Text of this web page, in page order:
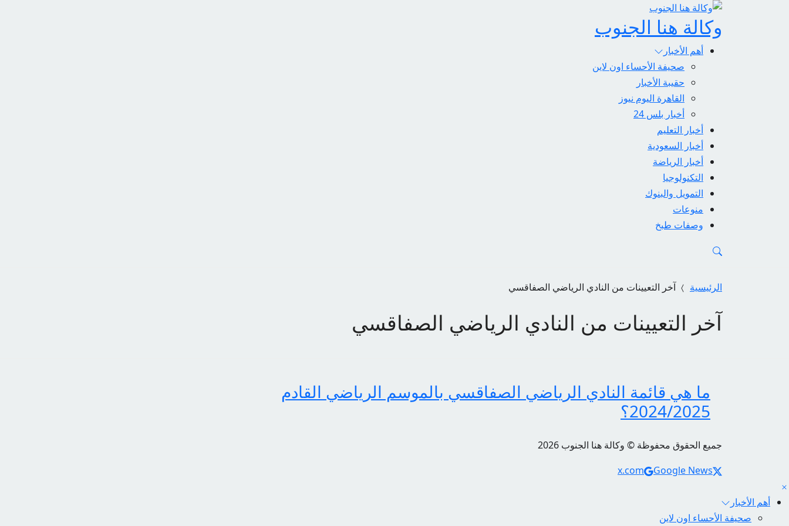
وكالة هنا الجنوب
أهم الأخبار
صحيفة الأحساء اون لاين
حقيبة الأخبار
القاهرة اليوم نيوز
أخبار بلس 24
أخبار التعليم
أخبار السعودية
أخبار الرياضة
التكنولوجيا
التمويل والبنوك
منوعات
وصفات طبخ
الرئيسية آخر التعيينات من النادي الرياضي الصفاقسي
آخر التعيينات من النادي الرياضي الصفاقسي
ما هي قائمة النادي الرياضي الصفاقسي بالموسم الرياضي القادم
2024/2025؟
جميع الحقوق محفوظة © وكالة هنا الجنوب 2026
Social Links
x.com Google News
أهم الأخبار
صحيفة الأحساء اون لاين